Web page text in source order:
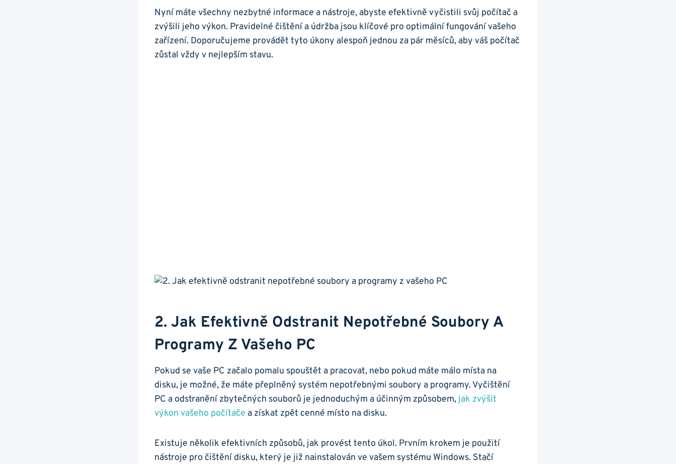
Nyní máte všechny nezbytné informace a nástroje,⁢ abyste ⁢efektivně vyčistili svůj počítač a
zvýšili jeho výkon. Pravidelné čištění a údržba jsou klíčové pro optimální fungování vašeho‍
zařízení. Doporučujeme‌ provádět tyto úkony alespoň jednou za pár měsíců, aby váš počítač
zůstal vždy v nejlepším stavu.
2. Jak Efektivně Odstranit Nepotřebné ⁤soubory A
Programy Z Vašeho PC
Pokud se vaše PC začalo pomalu spouštět a pracovat, nebo pokud máte málo místa na
disku, je možné, že máte přeplněný systém nepotřebnými soubory​ a programy. Vyčištění
PC a odstranění‍ zbytečných souborů je jednoduchým a účinným způsobem, jak zvýšit
výkon vašeho počítače ⁣a získat zpět cenné místo na disku.
Existuje několik efektivních způsobů, jak⁤ provést tento úkol. Prvním krokem je použití
nástroje pro ⁣čištění disku, který je již‍ nainstalován ve vašem​ systému Windows. Stačí